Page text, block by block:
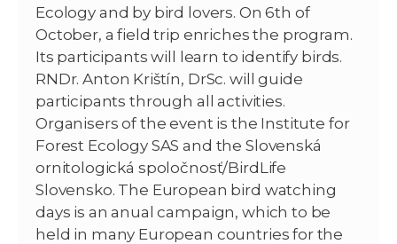
Ecology and by bird lovers. On 6th of
October, a field trip enriches the program.
Its participants will learn to identify birds.
RNDr. Anton Krištín, DrSc. will guide
participants through all activities.
Organisers of the event is the Institute for
Forest Ecology SAS and the Slovenská
ornitologická spoločnosť/BirdLife
Slovensko. The European bird watching
days is an anual campaign, which to be
held in many European countries for the